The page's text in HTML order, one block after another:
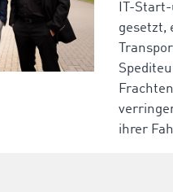
IT-
gesetzt,
ihrer